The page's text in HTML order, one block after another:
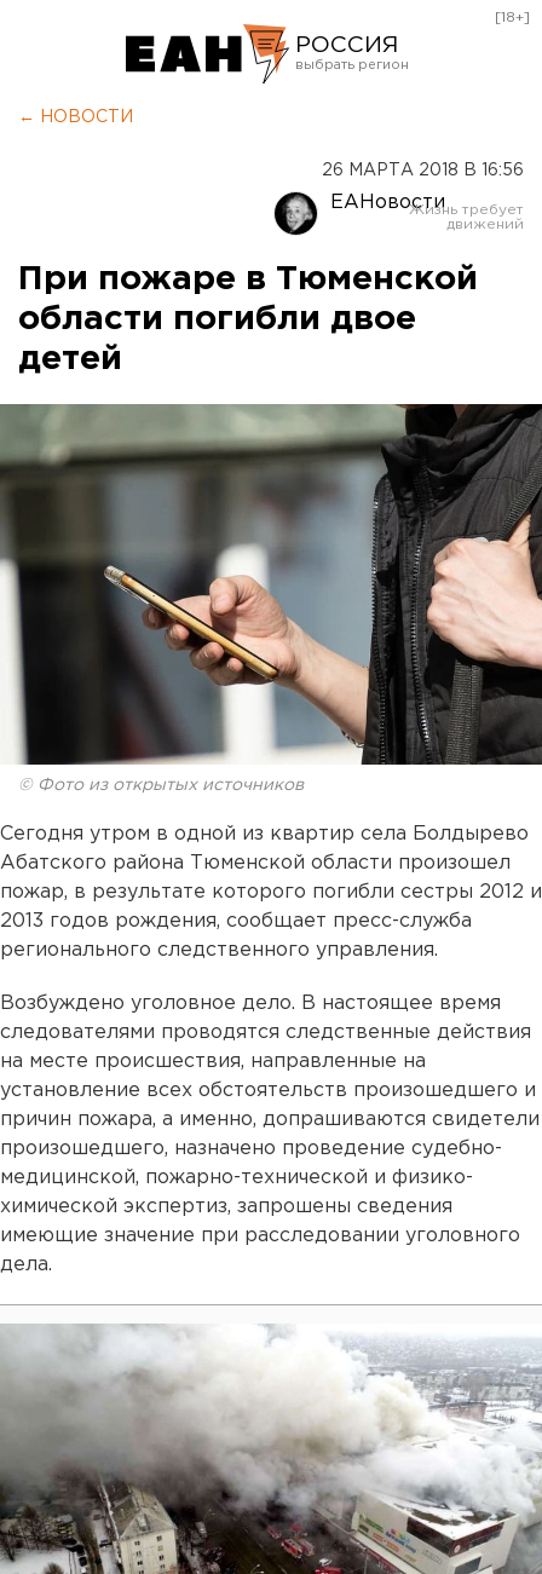
РОССИЯ
Оренбург
[18+]
← НОВОСТИ
26 МАРТА 2018 В 16:56
ЕАНовости
При пожаре в Тюменской
области погибли двое
детей
© Фото из открытых источников
Сегодня утром в одной из квартир села Болдырево
Абатского района Тюменской области произошел
пожар, в результате которого погибли сестры 2012 и
2013 годов рождения, сообщает пресс-служба
регионального следственного управления.
Возбуждено уголовное дело. В настоящее время
следователями проводятся следственные действия
на месте происшествия, направленные на
установление всех обстоятельств произошедшего и
причин пожара, а именно, допрашиваются свидетели
произошедшего, назначено проведение судебно-
медицинской, пожарно-технической и физико-
химической экспертиз, запрошены сведения
имеющие значение при расследовании уголовного
дела.